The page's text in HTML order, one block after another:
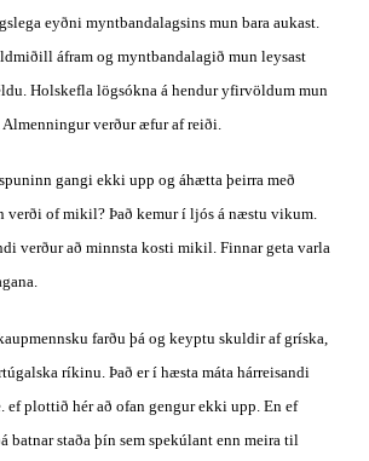
eyðni myntbandalagsins mun bara aukast.
áfram og myntbandalagið mun leysast
Holskefla lögsókna á hendur yfirvöldum mun
verður æfur af reiði.
gangi ekki upp og áhætta þeirra með
verði of mikil? Það kemur í ljós á næstu vikum.
verður að minnsta kosti mikil. Finnar geta varla
farðu þá og keyptu skuldir af gríska,
ríkinu. Það er í hæsta máta hárreisandi
ef plottið hér að ofan gengur ekki upp. En ef
batnar staða þín sem spekúlant enn meira til